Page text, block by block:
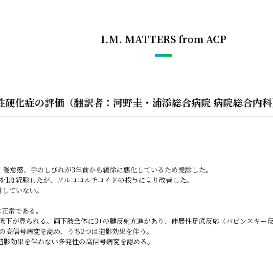
I.M. MATTERS from ACP
化症の評価（翻訳者：河野圭・浦添総合病院 病院総合内科
怠感、手のしびれが3年前から緩徐に悪化しているため受診した。
度経験したが、グルココルチコイドの投与により改善した。
ていない。
常である。
が見られる。両下肢全体に3+の腱反射亢進があり、伸展性足底反応（バビンスキー反
信号病変を認め、うち2つは造影効果を伴う。
効果を伴わない多発性の高信号病変を認める。